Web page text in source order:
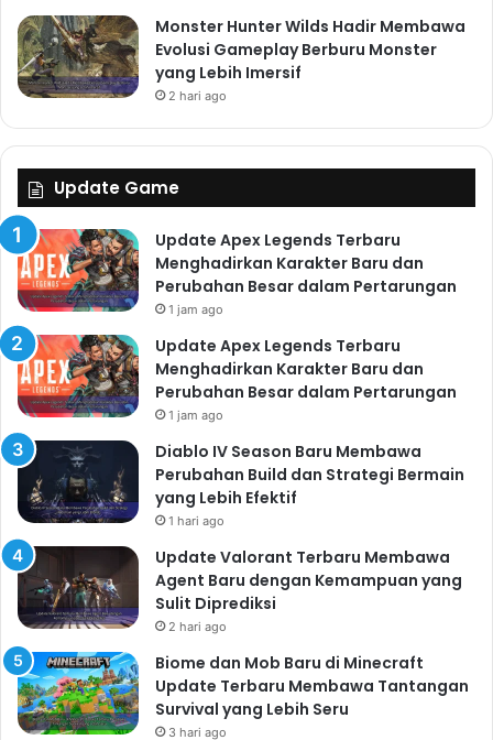
Monster Hunter Wilds Hadir Membawa
Evolusi Gameplay Berburu Monster
yang Lebih Imersif
2 hari ago
Update Game
Update Apex Legends Terbaru
Menghadirkan Karakter Baru dan
Perubahan Besar dalam Pertarungan
1 jam ago
Update Apex Legends Terbaru
Menghadirkan Karakter Baru dan
Perubahan Besar dalam Pertarungan
1 jam ago
Diablo IV Season Baru Membawa
Perubahan Build dan Strategi Bermain
yang Lebih Efektif
1 hari ago
Update Valorant Terbaru Membawa
Agent Baru dengan Kemampuan yang
Sulit Diprediksi
2 hari ago
Biome dan Mob Baru di Minecraft
Update Terbaru Membawa Tantangan
Survival yang Lebih Seru
3 hari ago